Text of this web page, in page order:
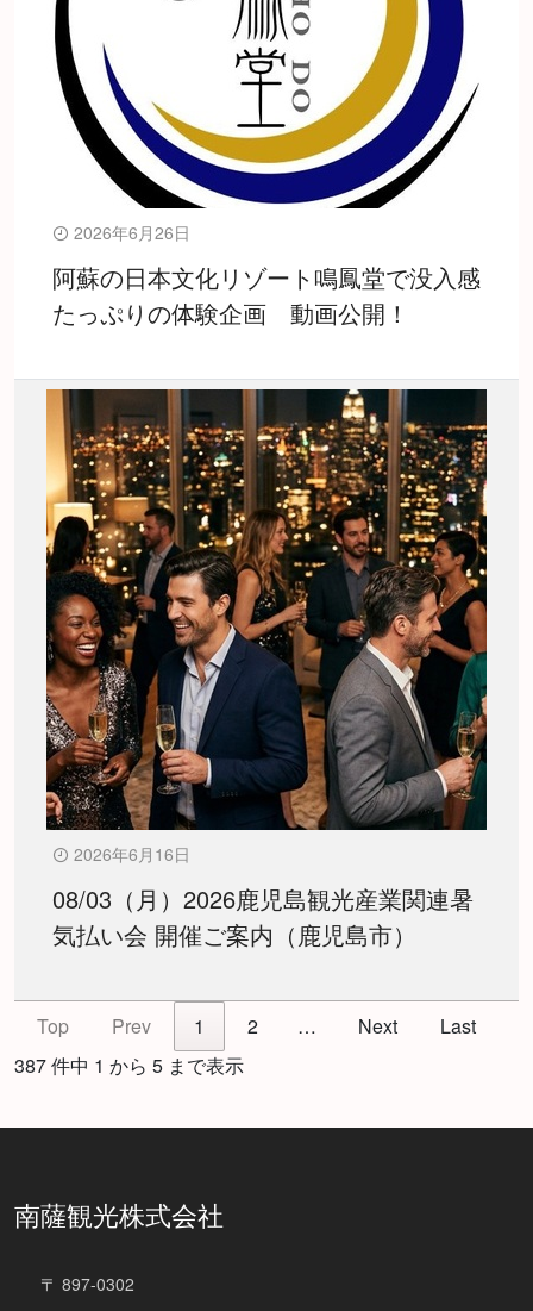
2026年6月26日
阿蘇の日本文化リゾート鳴鳳堂で没入感
たっぷりの体験企画 動画公開！
2026年6月16日
08/03（月）2026鹿児島観光産業関連暑
気払い会 開催ご案内（鹿児島市）
Top Prev 1 2 … Next
Last
387 件中 1 から 5 まで表示
南薩観光株式会社
〒 897-0302